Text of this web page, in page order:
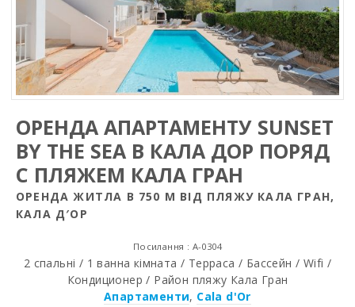
ОРЕНДА АПАРТАМЕНТУ SUNSET
BY THE SEA В КАЛА ДОР ПОРЯД
С ПЛЯЖЕМ КАЛА ГРАН
OРЕНДА ЖИТЛА В 750 М ВIД ПЛЯЖУ КАЛА ГРАН,
КАЛА Д′ОР
Посилання : A-0304
2 спальнi / 1 ванна кiмната / Терраса / Бассейн / Wifi /
Кондиционер / Район пляжy Кала Гран
Апартаменти, Cala d'Or